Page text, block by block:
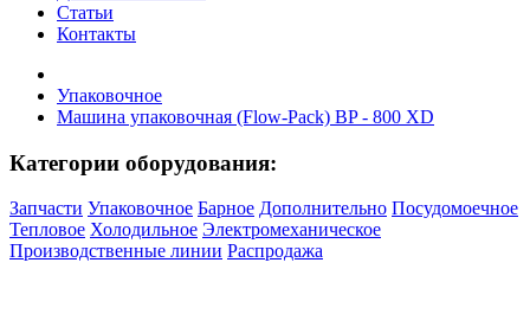
Статьи
Контакты
Упаковочное
Машина упаковочная (Flow-Pack) BP - 800 XD
Категории оборудования:
Запчасти Упаковочное Барное Дополнительно Посудомоечное
Тепловое Холодильное Электромеханическое
Производственные линии Распродажа